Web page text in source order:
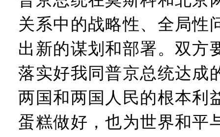
关系中的战略性、全局性
出新的谋划和部署。双方
落实好我同普京总统达成
两国和两国人民的根本利
蛋糕做好，也为世界和平